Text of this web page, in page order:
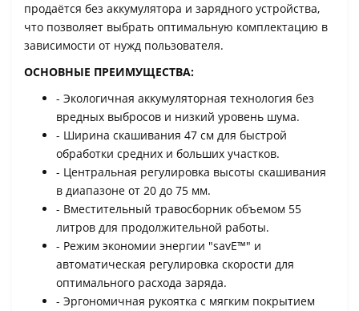
продаётся без аккумулятора и зарядного устройства,
что позволяет выбрать оптимальную комплектацию в
зависимости от нужд пользователя.
ОСНОВНЫЕ ПРЕИМУЩЕСТВА:
- Экологичная аккумуляторная технология без
вредных выбросов и низкий уровень шума.
- Ширина скашивания 47 см для быстрой
обработки средних и больших участков.
- Центральная регулировка высоты скашивания
в диапазоне от 20 до 75 мм.
- Вместительный травосборник объемом 55
литров для продолжительной работы.
- Режим экономии энергии "savE™" и
автоматическая регулировка скорости для
оптимального расхода заряда.
- Эргономичная рукоятка с мягким покрытием